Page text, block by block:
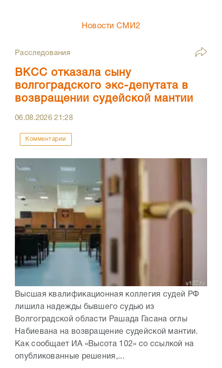
Новости СМИ2
Расследования
ВКСС отказала сыну
волгоградского экс-депутата в
возвращении судейской мантии
06.08.202621:28
Комментарии
Высшая квалификационная коллегия судей РФ
лишила надежды бывшего судью из
Волгоградской области Рашада Гасана оглы
Набиевана на возвращение судейской мантии.
Как сообщает ИА «Высота 102» со ссылкой на
опубликованные решения,...